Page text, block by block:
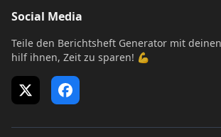
Social Media
Teile den Berichtsheft Generator mit
hilf ihnen, Zeit zu sparen! 💪
X (Twitter)Facebook